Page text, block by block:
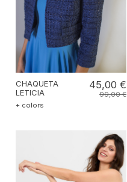
CHAQUETA
LETICIA
+ colors
45,00 €
99,00 €